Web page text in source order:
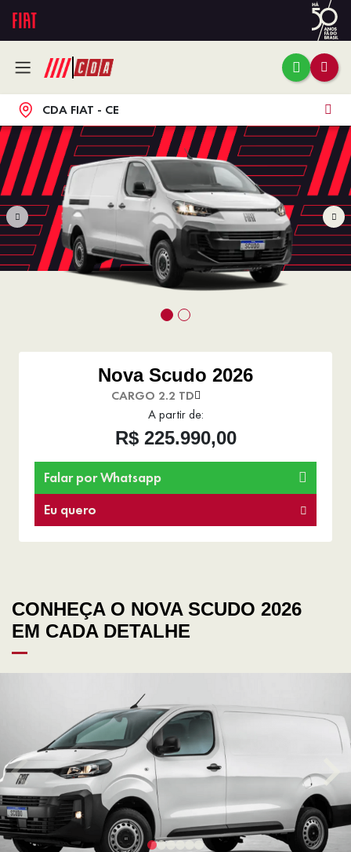
CDA FIAT - CE
Nova Scudo 2026
CARGO 2.2 TD
A partir de:
R$ 225.990,00
Falar por Whatsapp
Eu quero
CONHEÇA O NOVA SCUDO 2026
EM CADA DETALHE